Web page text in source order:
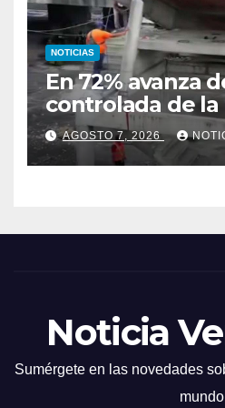
NOTICIAS
En 72% avanza
controlada de la
ascensores en
David
AGOSTO 7, 2026
Noticia
Sumérgete en las novedades